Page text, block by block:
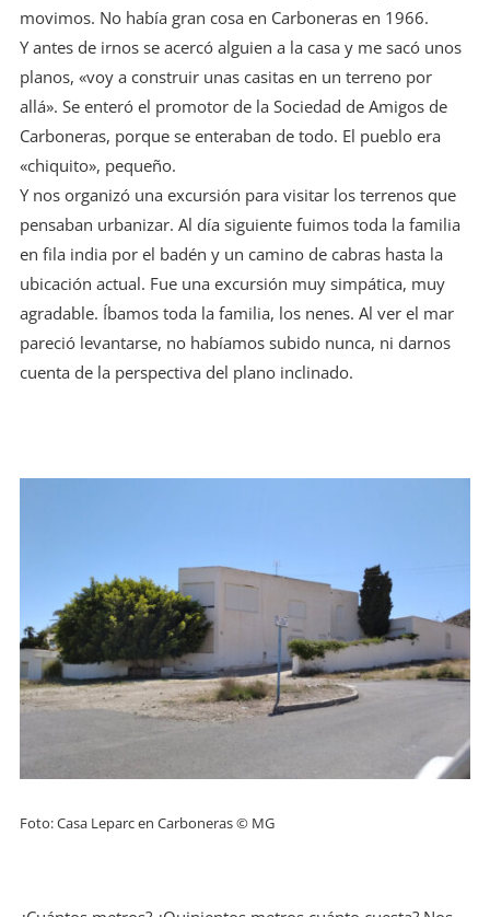
movimos. No había gran cosa en Carboneras en 1966.
Y antes de irnos se acercó alguien a la casa y me sacó unos
planos, «voy a construir unas casitas en un terreno por
allá». Se enteró el promotor de la Sociedad de Amigos de
Carboneras, porque se enteraban de todo. El pueblo era
«chiquito», pequeño.
Y nos organizó una excursión para visitar los terrenos que
pensaban urbanizar. Al día siguiente fuimos toda la familia
en fila india por el badén y un camino de cabras hasta la
ubicación actual. Fue una excursión muy simpática, muy
agradable. Íbamos toda la familia, los nenes. Al ver el mar
pareció levantarse, no habíamos subido nunca, ni darnos
cuenta de la perspectiva del plano inclinado.
Foto: Casa Leparc en Carboneras © MG